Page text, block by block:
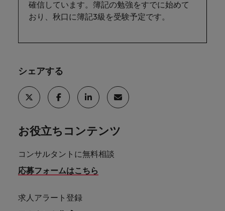
確信しています。簿記の勉強をすでに始めて
おり、秋口に簿記3級を受験予定です。
シェアする
お役立ちコンテンツ
コンサルタントに無料相談
応募フォームはこちら
求人アラート登録